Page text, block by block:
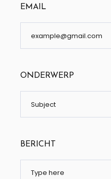
EMAIL
ONDERWERP
BERICHT